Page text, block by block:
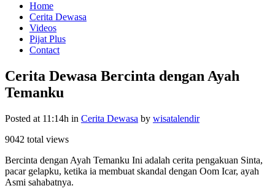
Home
Cerita Dewasa
Videos
Pijat Plus
Contact
Cerita Dewasa Bercinta dengan Ayah
Temanku
Posted at 11:14h in Cerita Dewasa by wisatalendir
9042 total views
Bercinta dengan Ayah Temanku Ini adalah cerita pengakuan Sinta,
pacar gelapku, ketika ia membuat skandal dengan Oom Icar, ayah
Asmi sahabatnya.